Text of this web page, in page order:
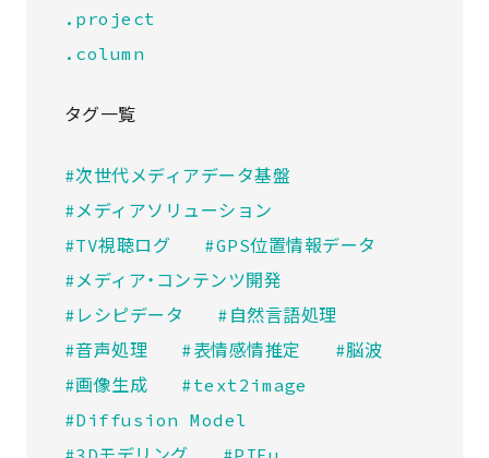
.project
.column
タグ一覧
#次世代メディアデータ基盤
#メディアソリューション
#TV視聴ログ
#GPS位置情報データ
#メディア・コンテンツ開発
#レシピデータ
#自然言語処理
#音声処理
#表情感情推定
#脳波
#画像生成
#text2image
#Diffusion Model